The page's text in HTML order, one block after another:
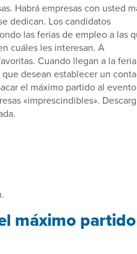
Habrá empresas con usted
dedican. Los candidatos
las ferias de empleo a las
cuáles les interesan. A
Cuando llegan a la
desean establecer un
el máximo partido al
«imprescindibles».
máximo